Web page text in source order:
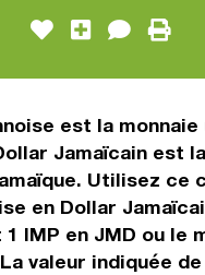
est la
Jamaïcain est
Utilisez ce
en Dollar
IMP en JMD ou le
valeur indiquée